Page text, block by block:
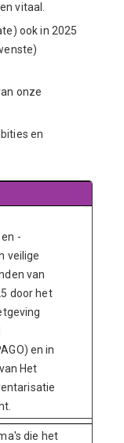
vitaal.
ook in 2025
onze
en
-
veilige
van
door het
en in
Het
die het